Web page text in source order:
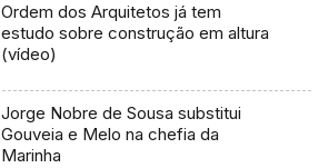
Ordem dos Arquitetos já tem
estudo sobre construção em altura
(vídeo)
Jorge Nobre de Sousa substitui
Gouveia e Melo na chefia da
Marinha